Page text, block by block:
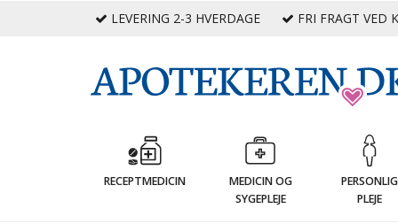
LEVERING 2-3 HVERDAGE FRI FRAGT VED
RECEPTMEDICIN
MEDICIN OG
SYGEPLEJE
PERSONLIG
PLEJE